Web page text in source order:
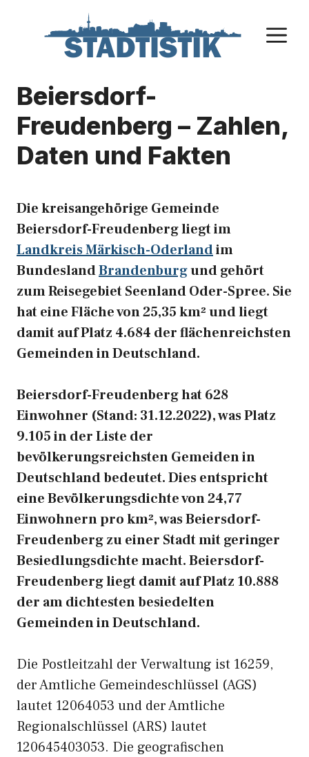
Beiersdorf-
Freudenberg – Zahlen,
Daten und Fakten
Die kreisangehörige Gemeinde
Beiersdorf-Freudenberg liegt im
Landkreis Märkisch-Oderlandim
BundeslandBrandenburgund gehört
zum Reisegebiet Seenland Oder-Spree. Sie
hat eine Fläche von 25,35 km² und liegt
damit auf Platz 4.684 der flächenreichsten
Gemeinden in Deutschland.
Beiersdorf-Freudenberg hat 628
Einwohner (Stand: 31.12.2022), was Platz
9.105 in der Liste der
bevölkerungsreichsten Gemeiden in
Deutschland bedeutet. Dies entspricht
eine Bevölkerungsdichte von 24,77
Einwohnern pro km², was Beiersdorf-
Freudenberg zu einer Stadt mit geringer
Besiedlungsdichte macht. Beiersdorf-
Freudenberg liegt damit auf Platz 10.888
der am dichtesten besiedelten
Gemeinden in Deutschland.
Die Postleitzahl der Verwaltung ist 16259,
der Amtliche Gemeindeschlüssel (AGS)
lautet 12064053 und der Amtliche
Regionalschlüssel (ARS) lautet
120645403053. Die geografischen